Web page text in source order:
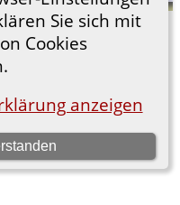
Sie sich mit
Cookies
anzeigen
Genealogy Sitebuilding
© 2001-2026.
Datenschutzerklärung .
wechseln